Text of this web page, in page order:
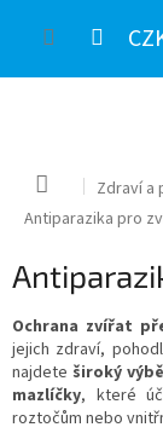
Domů Zdraví a
Antiparazika pro
Ochrana zvířat
jejich zdraví,
najdete široký
mazlíčky, které
roztočům nebo